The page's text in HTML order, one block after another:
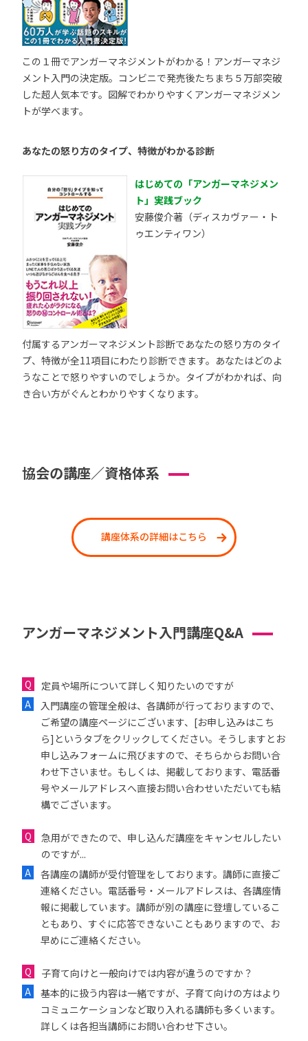
この１冊でアンガーマネジメントがわかる！アンガーマネジ
メント入門の決定版。コンビニで発売後たちまち５万部突破
した超人気本です。図解でわかりやすくアンガーマネジメン
トが学べます。
あなたの怒り方のタイプ、特徴がわかる診断
はじめての「アンガーマネジメン
ト」実践ブック
安藤俊介著（ディスカヴァー・ト
ゥエンティワン）
付属するアンガーマネジメント診断であなたの怒り方のタイ
プ、特徴が全11項目にわたり診断できます。あなたはどのよ
うなことで怒りやすいのでしょうか。タイプがわかれば、向
き合い方がぐんとわかりやすくなります。
協会の講座／資格体系
講座体系の詳細はこちら
アンガーマネジメント入門講座Q&A
定員や場所について詳しく知りたいのですが
入門講座の管理全般は、各講師が行っておりますので、
ご希望の講座ページにございます、[お申し込みはこち
ら]というタブをクリックしてください。そうしますとお
申し込みフォームに飛びますので、そちらからお問い合
わせ下さいませ。もしくは、掲載しております、電話番
号やメールアドレスへ直接お問い合わせいただいても結
構でございます。
急用ができたので、申し込んだ講座をキャンセルしたい
のですが...
各講座の講師が受付管理をしております。講師に直接ご
連絡ください。電話番号・メールアドレスは、各講座情
報に掲載しています。講師が別の講座に登壇しているこ
ともあり、すぐに応答できないこともありますので、お
早めにご連絡ください。
子育て向けと一般向けでは内容が違うのですか？
基本的に扱う内容は一緒ですが、子育て向けの方はより
コミュニケーションなど取り入れる講師も多くいます。
詳しくは各担当講師にお問い合わせ下さい。